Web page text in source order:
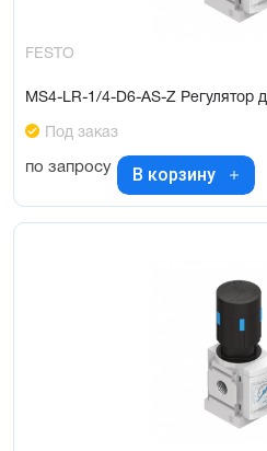
FESTO
MS4-LR-1/4-D6-AS-Z Регулятор
Под заказ
по запросу В корзину